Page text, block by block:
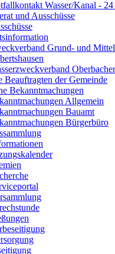
Wasser/Kanal - 24
und Ausschüsse
Grund- und
Beauftragten der Gemeinde
Bekanntmachungen
Allgemein
Bauamt
Bürgerbüro